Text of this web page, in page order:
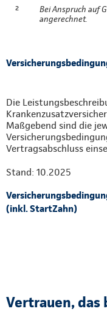
²
Bei Anspruch auf
angerechnet.
Die
Maßgebend sind die
Vertragsabschluss
Stand: 10.2025
(inkl. StartZahn)
Vertrauen, das